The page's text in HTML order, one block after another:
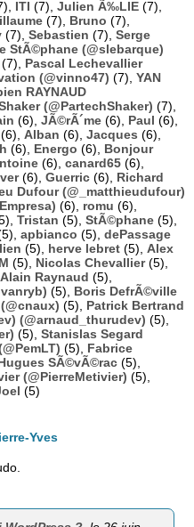
ITI (7), Julien Ã‰LIE (7),
(7), Bruno (7),
(7), Sebastien (7), Serge
StÃ©phane (@slebarque)
(7), Pascal Lechevallier
(@vinno47) (7), YAN
RAYNAUD
(@PartechShaker) (7),
(6), JÃ©rÃ´me (6), Paul (6),
(6), Alban (6), Jacques (6),
(6), Energo (6), Bonjour
(6), canard65 (6),
(6), Guerric (6), Richard
Dufour (@_matthieudufour)
(6), romu (6),
Tristan (5), StÃ©phane (5),
apbianco (5), dePassage
(5), herve lebret (5), Alex
(5), Nicolas Chevallier(5),
Alain Raynaud (5),
(5), Boris DefrÃ©ville
(5), Patrick Bertrand
(@arnaud_thurudev) (5),
(5), Stanislas Segard
(5), Fabrice
SÃ©vÃ©rac (5),
(@PierreMetivier) (5),
(5)
Yves